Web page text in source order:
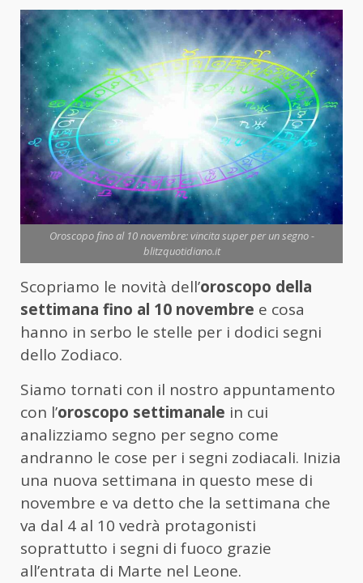
Oroscopo fino al 10 novembre: vincita super per un segno -
blitzquotidiano.it
Scopriamo le novità dell’oroscopo della
settimana fino al 10 novembre e cosa
hanno in serbo le stelle per i dodici segni
dello Zodiaco.
Siamo tornati con il nostro appuntamento
con l’oroscopo settimanale in cui
analizziamo segno per segno come
andranno le cose per i segni zodiacali. Inizia
una nuova settimana in questo mese di
novembre e va detto che la settimana che
va dal 4 al 10 vedrà protagonisti
soprattutto i segni di fuoco grazie
all’entrata di Marte nel Leone.